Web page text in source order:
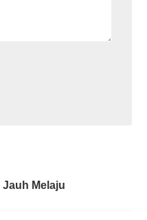
Melaju